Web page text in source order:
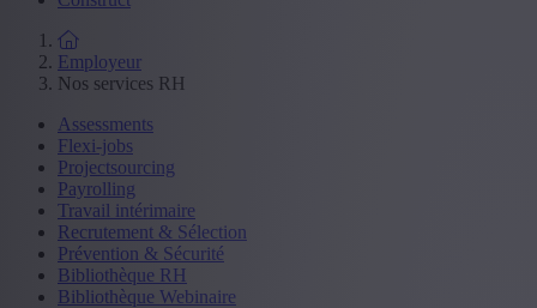
Employeur
Nos services RH
Assessments
Flexi-jobs
Projectsourcing
Payrolling
Travail intérimaire
Recrutement & Sélection
Prévention & Sécurité
Bibliothèque RH
Bibliothèque Webinaire